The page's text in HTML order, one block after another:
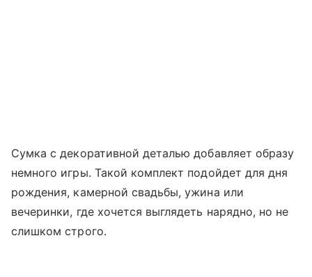
Сумка с декоративной деталью добавляет образу
немного игры. Такой комплект подойдет для дня
рождения, камерной свадьбы, ужина или
вечеринки, где хочется выглядеть нарядно, но не
слишком строго.